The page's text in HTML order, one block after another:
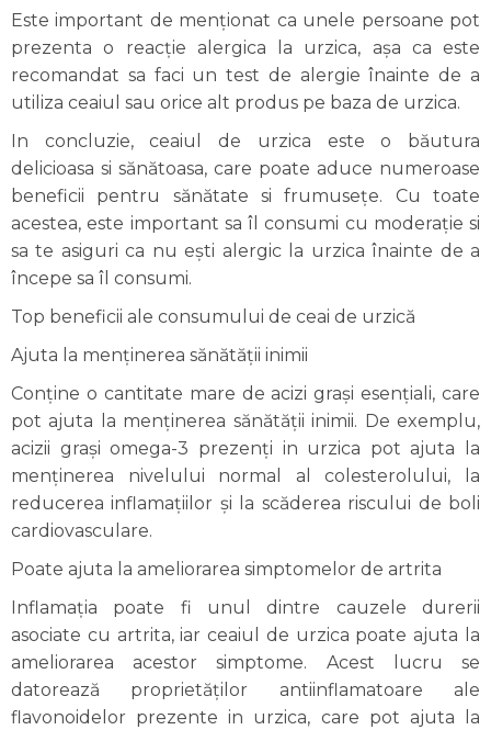
Este important de menționat ca unele persoane pot
prezenta o reacție alergica la urzica, așa ca este
recomandat sa faci un test de alergie înainte de a
utiliza ceaiul sau orice alt produs pe baza de urzica.
In concluzie, ceaiul de urzica este o băutura
delicioasa si sănătoasa, care poate aduce numeroase
beneficii pentru sănătate si frumusețe. Cu toate
acestea, este important sa îl consumi cu moderație si
sa te asiguri ca nu ești alergic la urzica înainte de a
începe sa îl consumi.
Top beneficii ale consumului de ceai de urzică
Ajuta la menținerea sănătății inimii
Conține o cantitate mare de acizi grași esențiali, care
pot ajuta la menținerea sănătății inimii. De exemplu,
acizii grași omega-3 prezenți in urzica pot ajuta la
menținerea nivelului normal al colesterolului, la
reducerea inflamațiilor și la scăderea riscului de boli
cardiovasculare.
Poate ajuta la ameliorarea simptomelor de artrita
Inflamația poate fi unul dintre cauzele durerii
asociate cu artrita, iar ceaiul de urzica poate ajuta la
ameliorarea acestor simptome. Acest lucru se
datorează proprietăților antiinflamatoare ale
flavonoidelor prezente in urzica, care pot ajuta la